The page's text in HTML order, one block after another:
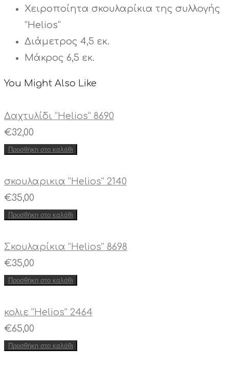
Χειροποίητα σκουλαρίκια της συλλογής
“Helios”
Διάμετρος 4,5 εκ.
Μάκρος 6,5 εκ.
You Might Also Like
Δαχτυλίδι “Helios” 8690
€32,00
Προσθήκη στο καλάθι
σκουλαρικια “Helios” 2140
€35,00
Προσθήκη στο καλάθι
Σκουλαρίκια “Helios” 8698
€35,00
Προσθήκη στο καλάθι
κολιε “Helios” 2464
€65,00
Προσθήκη στο καλάθι